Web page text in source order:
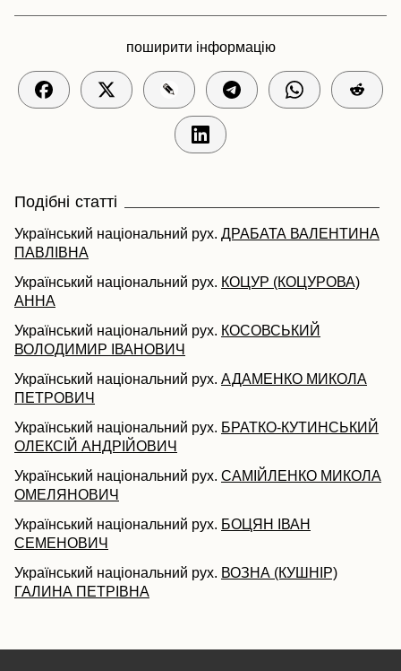
поширити інформацію
Подібні статті
Український національний рух. ДРАБАТА ВАЛЕНТИНА
ПАВЛІВНА
Український національний рух. КОЦУР (КОЦУРОВА)
АННА
Український національний рух. КОСОВСЬКИЙ
ВОЛОДИМИР ІВАНОВИЧ
Український національний рух. АДАМЕНКО МИКОЛА
ПЕТРОВИЧ
Український національний рух. БРАТКО-КУТИНСЬКИЙ
ОЛЕКСІЙ АНДРІЙОВИЧ
Український національний рух. САМІЙЛЕНКО МИКОЛА
ОМЕЛЯНОВИЧ
Український національний рух. БОЦЯН ІВАН
СЕМЕНОВИЧ
Український національний рух. ВОЗНА (КУШНІР)
ГАЛИНА ПЕТРІВНА